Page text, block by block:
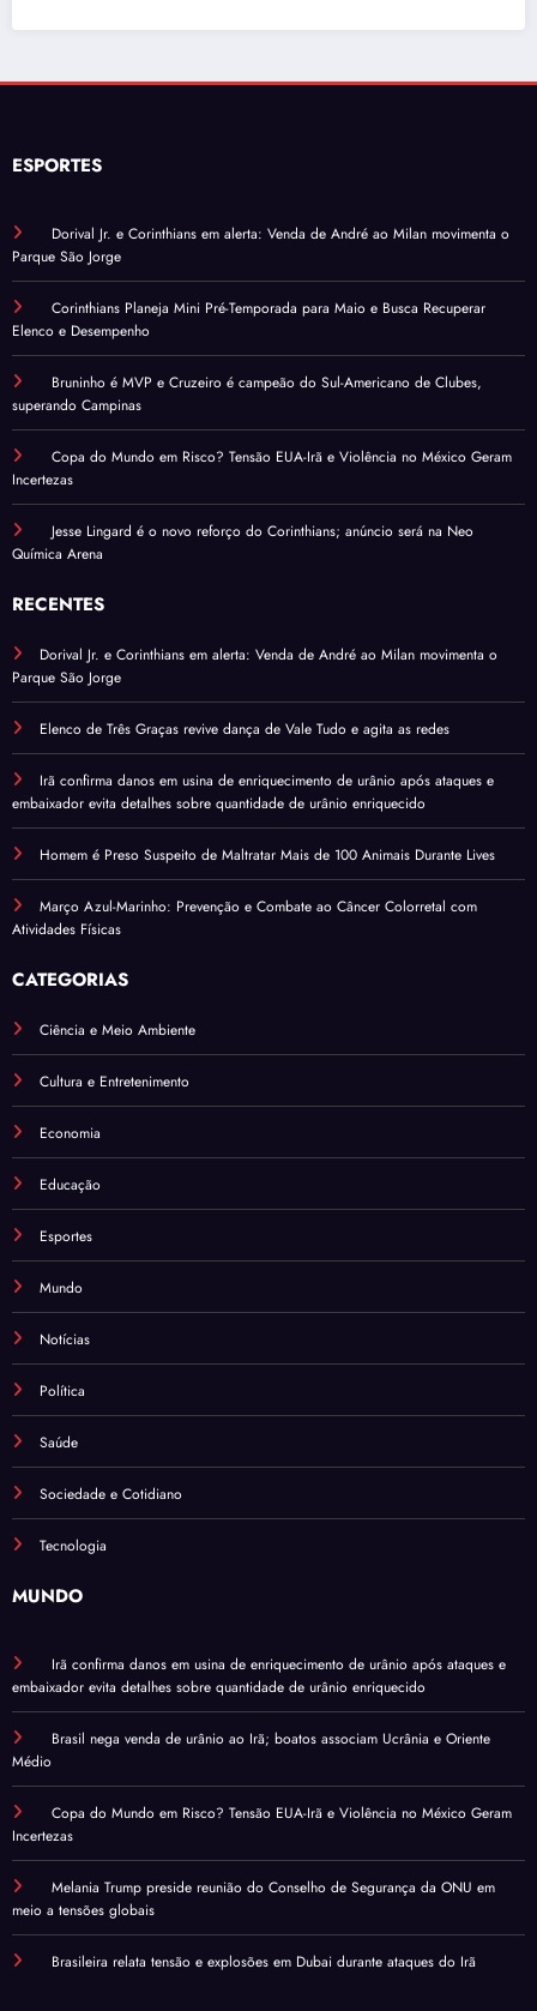
ESPORTES
Dorival Jr. e Corinthians em alerta: Venda de André ao Milan movimenta o
Parque São Jorge
Corinthians Planeja Mini Pré-Temporada para Maio e Busca Recuperar
Elenco e Desempenho
Bruninho é MVP e Cruzeiro é campeão do Sul-Americano de Clubes,
superando Campinas
Copa do Mundo em Risco? Tensão EUA-Irã e Violência no México Geram
Incertezas
Jesse Lingard é o novo reforço do Corinthians; anúncio será na Neo
Química Arena
RECENTES
Dorival Jr. e Corinthians em alerta: Venda de André ao Milan movimenta o
Parque São Jorge
Elenco de Três Graças revive dança de Vale Tudo e agita as redes
Irã confirma danos em usina de enriquecimento de urânio após ataques e
embaixador evita detalhes sobre quantidade de urânio enriquecido
Homem é Preso Suspeito de Maltratar Mais de 100 Animais Durante Lives
Março Azul-Marinho: Prevenção e Combate ao Câncer Colorretal com
Atividades Físicas
CATEGORIAS
Ciência e Meio Ambiente
Cultura e Entretenimento
Economia
Educação
Esportes
Mundo
Notícias
Política
Saúde
Sociedade e Cotidiano
Tecnologia
MUNDO
Irã confirma danos em usina de enriquecimento de urânio após ataques e
embaixador evita detalhes sobre quantidade de urânio enriquecido
Brasil nega venda de urânio ao Irã; boatos associam Ucrânia e Oriente
Médio
Copa do Mundo em Risco? Tensão EUA-Irã e Violência no México Geram
Incertezas
Melania Trump preside reunião do Conselho de Segurança da ONU em
meio a tensões globais
Brasileira relata tensão e explosões em Dubai durante ataques do Irã